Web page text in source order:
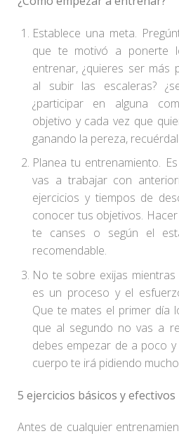
Establece una meta.
que te motivó a ponerte
entrenar, ¿quieres ser más
al subir las escaleras?
¿participar en alguna
objetivo y cada vez que
ganando la pereza,
Planea tu entrenamiento.
vas a trabajar con
ejercicios y tiempos de
conocer tus objetivos.
te canses o según el
recomendable.
No te sobre exijas
es un proceso y el
Que te mates el primer día
que al segundo no vas a
debes empezar de a poco
cuerpo te irá pidiendo
5 ejercicios básicos y efectivos
Antes de cualquier